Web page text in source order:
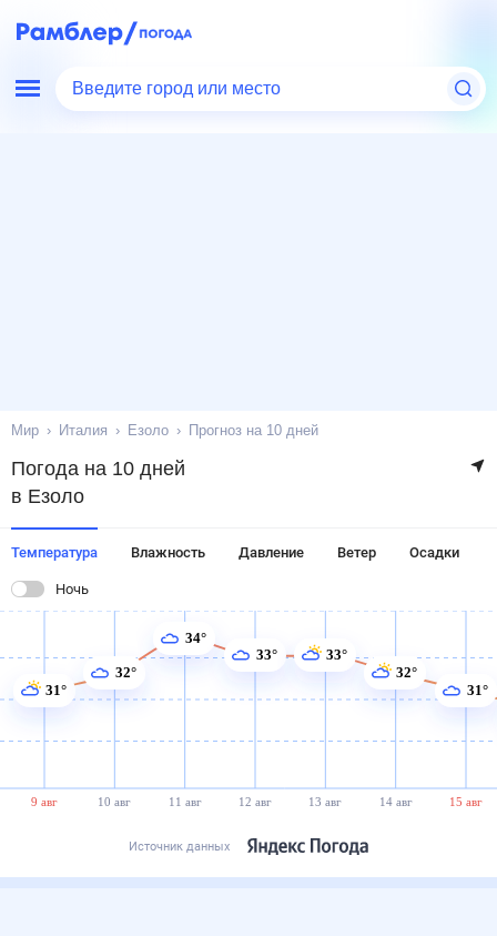
Введите город или место
Мир Италия Езоло Прогноз на 10 дней
Погода на 10 дней
в Езоло
Температура Влажность Давление Ветер Осадки
Ночь
9 авг 10 авг 11 авг 12 авг 13 авг 14 авг 15 авг
31°
32°
34°
33°
33°
32°
31°
Источник данных